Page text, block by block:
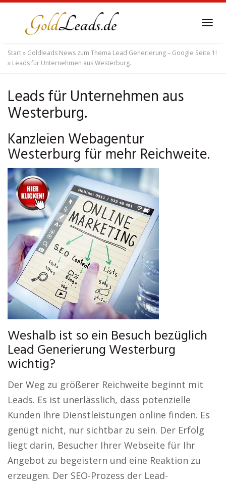
content
Start» Goldleads News zum Thema Lead Generierung – Google Seite 1!
» Leads für Unternehmen aus Westerburg.
Leads für Unternehmen aus
Westerburg.
Kanzleien Webagentur
Westerburg für mehr Reichweite.
Weshalb ist so ein Besuch bezüglich
Lead Generierung Westerburg
wichtig?
Der Weg zu größerer Reichweite beginnt mit
Leads. Es ist unerlässlich, dass potenzielle
Kunden Ihre Dienstleistungen online finden. Es
genügt nicht, nur sichtbar zu sein. Der Erfolg
liegt darin, Besucher Ihrer Webseite für Ihr
Angebot zu begeistern und eine Reaktion zu
erzeugen. Der SEO-Prozess der Lead-